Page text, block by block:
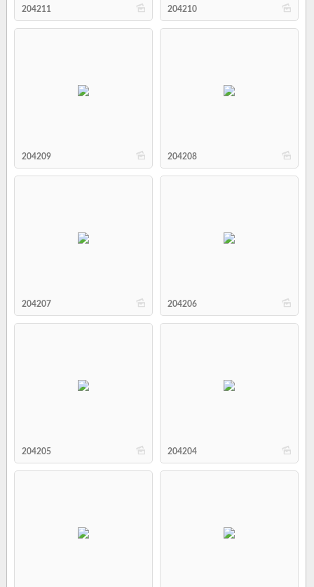
b
204211 b
204210
b
204209 b
204208
b
204207 b
204206
b
204205 b
204204